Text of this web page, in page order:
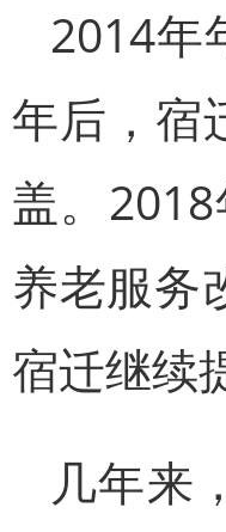
2014年
年后，宿
盖。
养老服务
宿迁继续
几年来